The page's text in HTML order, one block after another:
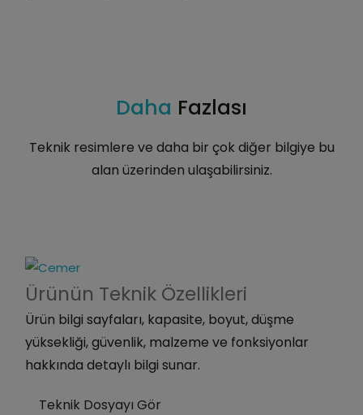
Daha Fazlası
Teknik resimlere ve daha bir çok diğer bilgiye bu
alan üzerinden ulaşabilirsiniz.
Ürünün Teknik Özellikleri
Ürün bilgi sayfaları, kapasite, boyut, düşme
yüksekliği, güvenlik, malzeme ve fonksiyonlar
hakkında detaylı bilgi sunar.
Teknik Dosyayı Gör